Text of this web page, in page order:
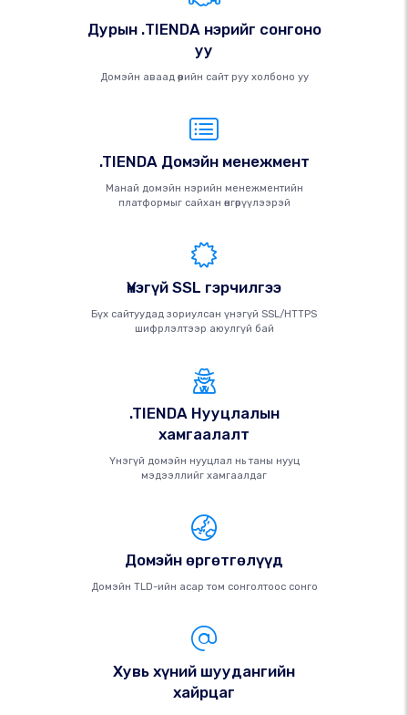
Дурын .TIENDA нэрийг сонгоно
уу
Домэйн аваад өөрийн сайт руу холбоно уу
.TIENDA Домэйн менежмент
Манай домэйн нэрийн менежментийн
платформыг сайхан өнгөрүүлээрэй
Үнэгүй SSL гэрчилгээ
Бүх сайтуудад зориулсан үнэгүй SSL/HTTPS
шифрлэлтээр аюулгүй бай
.TIENDA Нууцлалын
хамгаалалт
Үнэгүй домэйн нууцлал нь таны нууц
мэдээллийг хамгаалдаг
Домэйн өргөтгөлүүд
Домэйн TLD-ийн асар том сонголтоос сонго
Хувь хүний ​​шуудангийн
хайрцаг